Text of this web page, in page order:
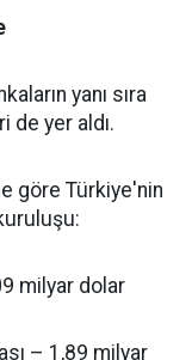
yanı sıra
de yer aldı.
göre Türkiye'nin
milyar dolar
– 1,89 milyar